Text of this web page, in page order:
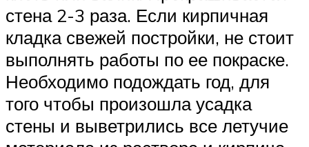
стена 2-3 раза. Если кирпичная
кладка свежей постройки, не стоит
выполнять работы по ее покраске.
Необходимо подождать год, для
того чтобы произошла усадка
стены и выветрились все летучие